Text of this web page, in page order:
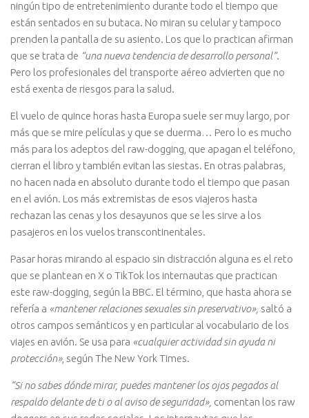
ningún tipo de entretenimiento durante todo el tiempo que
están sentados en su butaca. No miran su celular y tampoco
prenden la pantalla de su asiento. Los que lo practican afirman
que se trata de “una nueva tendencia de desarrollo personal”.
Pero los profesionales del transporte aéreo advierten que no
está exenta de riesgos para la salud.
El vuelo de quince horas hasta Europa suele ser muy largo, por
más que se mire películas y que se duerma… Pero lo es mucho
más para los adeptos del raw-dogging, que apagan el teléfono,
cierran el libro y también evitan las siestas. En otras palabras,
no hacen nada en absoluto durante todo el tiempo que pasan
en el avión. Los más extremistas de esos viajeros hasta
rechazan las cenas y los desayunos que se les sirve a los
pasajeros en los vuelos transcontinentales.
Pasar horas mirando al espacio sin distracción alguna es el reto
que se plantean en X o TikTok los internautas que practican
este raw-dogging, según la BBC. El término, que hasta ahora se
refería a «mantener relaciones sexuales sin preservativo», saltó a
otros campos semánticos y en particular al vocabulario de los
viajes en avión. Se usa para «cualquier actividad sin ayuda ni
protección», según The New York Times.
“Si no sabes dónde mirar, puedes mantener los ojos pegados al
respaldo delante de ti o al aviso de seguridad», comentan los raw